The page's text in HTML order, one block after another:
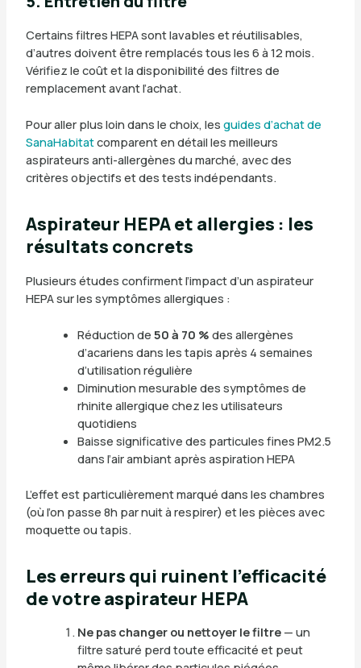
Certains filtres HEPA sont lavables et réutilisables,
d’autres doivent être remplacés tous les 6 à 12 mois.
Vérifiez le coût et la disponibilité des filtres de
remplacement avant l’achat.
Pour aller plus loin dans le choix, les guides d’achat de
SanaHabitatcomparent en détail les meilleurs
aspirateurs anti-allergènes du marché, avec des
critères objectifs et des tests indépendants.
Aspirateur HEPA et allergies : les
résultats concrets
Plusieurs études confirment l’impact d’un aspirateur
HEPA sur les symptômes allergiques :
Réduction de 50 à 70 % des allergènes
d’acariens dans les tapis après 4 semaines
d’utilisation régulière
Diminution mesurable des symptômes de
rhinite allergique chez les utilisateurs
quotidiens
Baisse significative des particules fines PM2.5
dans l’air ambiant après aspiration HEPA
L’effet est particulièrement marqué dans les chambres
(où l’on passe 8h par nuit à respirer) et les pièces avec
moquette ou tapis.
Les erreurs qui ruinent l’efficacité
de votre aspirateur HEPA
Ne pas changer ou nettoyer le filtre— un
filtre saturé perd toute efficacité et peut